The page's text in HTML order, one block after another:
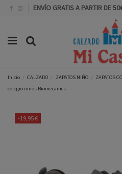
ENVÍO GRATIS A PARTIR DE
Inicio CALZADO ZAPATOS NIÑO ZAPATOS
colegio niños Biomecanics
-19,95 €